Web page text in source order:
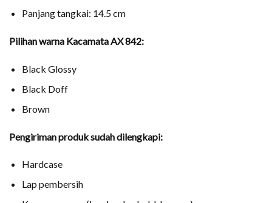
Panjang tangkai: 14.5 cm
Pilihan warna Kacamata AX 842:
Black Glossy
Black Doff
Brown
Pengiriman produk sudah dilengkapi:
Hardcase
Lap pembersih